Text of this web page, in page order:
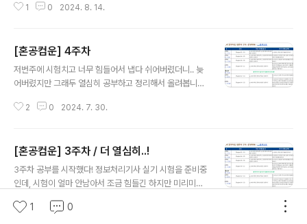
2-1 동기화란협력하여 실행되는 프로세스들은 실행 순서
올바르게 실행되기 위해서 동기화가 필수이다.프로세스 동
기화란 프로세스의 수행 시기를 맞추는 것을 의미한다. 프
로세스들 사이의 수행 시기를 맞추는 것은 크게 두 가지이
호 배제동시에 접근해서는 안 되는 자원에 하나의 프로세
1 0 2024. 8. 14.
[혼공컴운] 4주차
저번주에 시험치고 너무 힘들어서 냅다 쉬어버렸더니.. 늦
어버렸지만 그래두 열심히 공부하고 정리해서 올려봅니
아야 하는 이유개발자들이 운영체제를 알아야 하는 이
램을 운영체제라고 한다.운영체제는 인터넷 브라우저, 게
임과 같은 프로그램이기 때문에 메모리에 적재되어야 한
다. 운영체제는 특별한 프로그램이기 때문에 컴퓨터가 부
실행된다. 커널 영역을 제외한 응용 프로그램이 적재되는
2 0 2024. 7. 30.
[혼공컴운] 3주차 / 더 열심히..!
3주차 공부를 시작했다! 정보처리기사 실기 시험을 준비중
인데, 시험이 얼마 안남아서 조금 힘들긴 하지만 미리미리
고 정처기 기출을 공부하는데 RAID가 첫번째 문제로 딱!
1 0 2024. 7. 21.
1 0